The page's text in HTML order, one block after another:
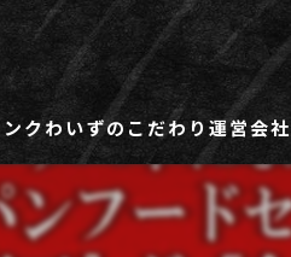
ンクわいずのこだわり運営会社